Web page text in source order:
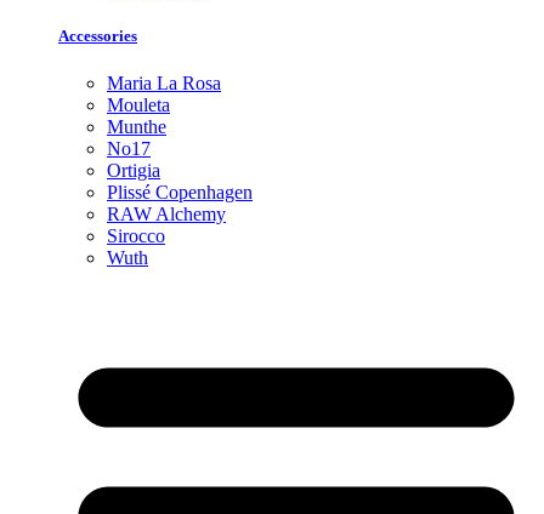
Accessories
Maria La Rosa
Mouleta
Munthe
No17
Ortigia
Plissé Copenhagen
RAW Alchemy
Sirocco
Wuth